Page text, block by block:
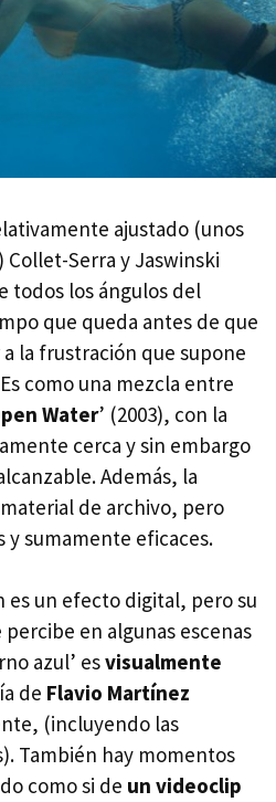
ajustado (unos
Serra y Jaswinski
todos los ángulos del
que queda antes de que
la frustración que supone
como una mezcla entre
Water’ (2003), con la
cerca y sin embargo
Además, la
de archivo, pero
y sumamente eficaces.
es un efecto digital, pero su
en algunas escenas
azul’ esvisualmente
de Flavio Martínez
(incluyendo las
También hay momentos
como si de un videoclip